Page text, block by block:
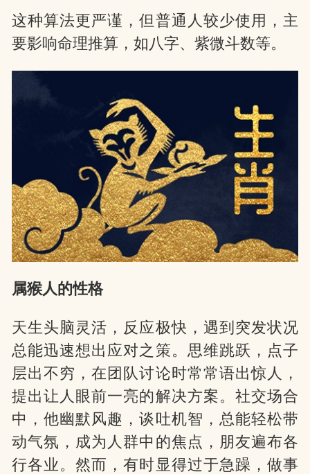
这种算法更严谨，但普通人较少使用，主
要影响命理推算，如八字、紫微斗数等。
属猴人的性格
天生头脑灵活，反应极快，遇到突发状况
总能迅速想出应对之策。思维跳跃，点子
层出不穷，在团队讨论时常常语出惊人，
提出让人眼前一亮的解决方案。社交场合
中，他幽默风趣，谈吐机智，总能轻松带
动气氛，成为人群中的焦点，朋友遍布各
行各业。然而，有时显得过于急躁，做事